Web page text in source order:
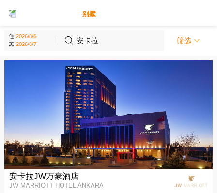
别墅
住
离
安卡拉 筛选
安卡拉JW万豪酒店
JW MARRIOTT HOTEL ANKARA